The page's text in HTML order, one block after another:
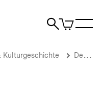
Suche
Artikel
im
Kulturgeschichte Deutschland-Chronik bis 2000